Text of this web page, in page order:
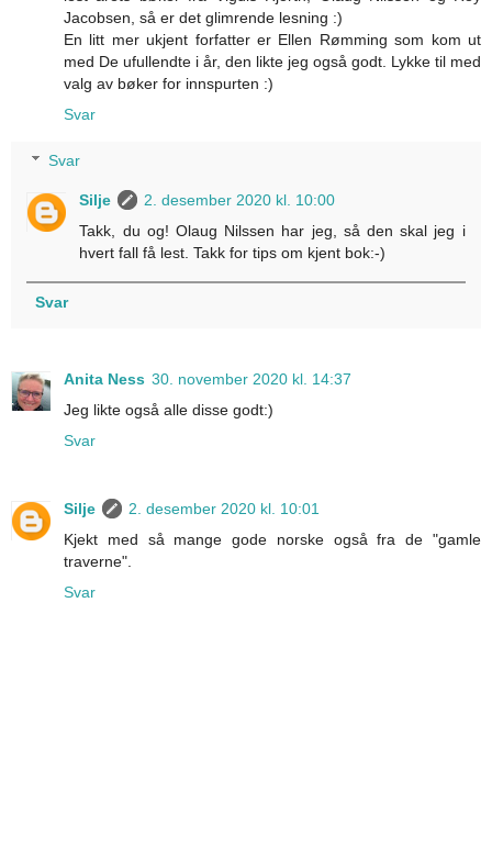
Jacobsen, så er det glimrende lesning :)
En litt mer ukjent forfatter er Ellen Rømming som kom ut
med De ufullendte i år, den likte jeg også godt. Lykke til med
valg av bøker for innspurten :)
Svar
Svar
Silje
2. desember 2020 kl. 10:00
Takk, du og! Olaug Nilssen har jeg, så den skal jeg i
hvert fall få lest. Takk for tips om kjent bok:-)
Svar
Anita Ness 30. november 2020 kl. 14:37
Jeg likte også alle disse godt:)
Svar
Silje
2. desember 2020 kl. 10:01
Kjekt med så mange gode norske også fra de "gamle
traverne".
Svar